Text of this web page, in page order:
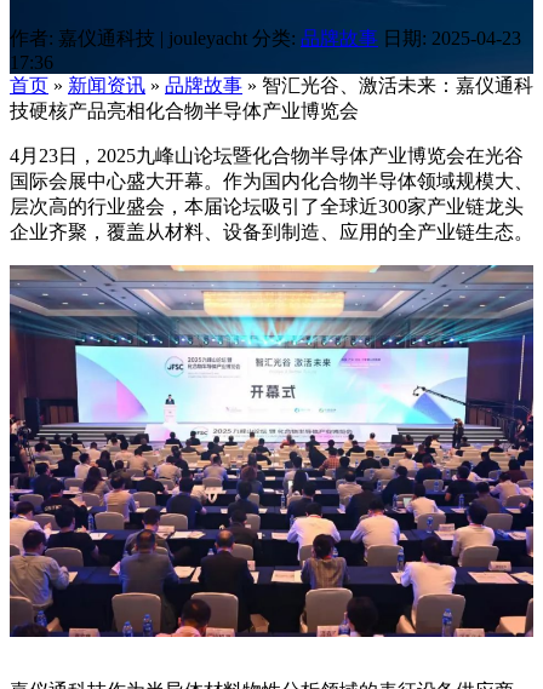
作者: 嘉仪通科技 | jouleyacht 分类: 品牌故事 日期: 2025-04-23
17:36
首页 » 新闻资讯 » 品牌故事 » 智汇光谷、激活未来：嘉仪通科
技硬核产品亮相化合物半导体产业博览会
4月23日，2025九峰山论坛暨化合物半导体产业博览会在光谷
国际会展中心盛大开幕。作为国内化合物半导体领域规模大、
层次高的行业盛会，本届论坛吸引了全球近300家产业链龙头
企业齐聚，覆盖从材料、设备到制造、应用的全产业链生态。